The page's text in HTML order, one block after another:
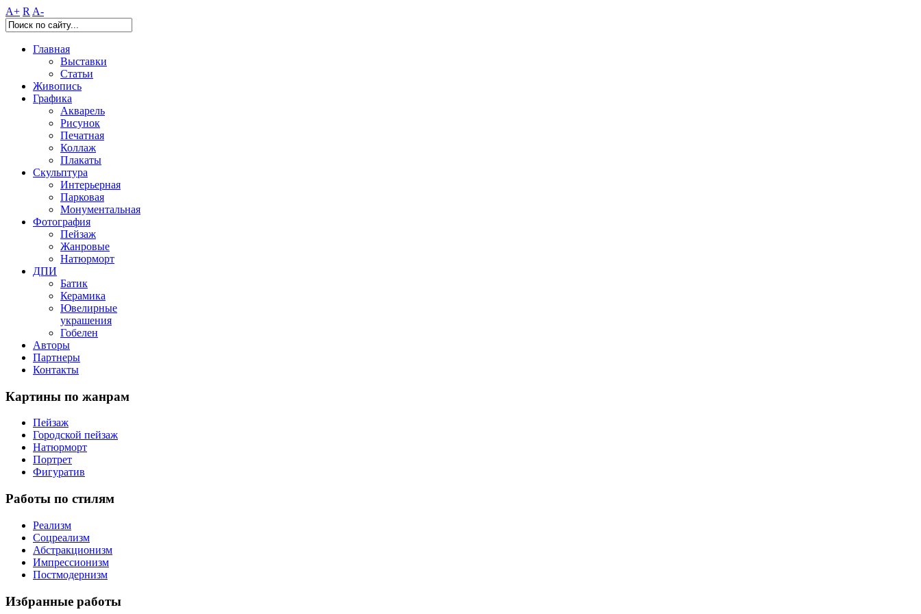
A+ R A-
Главная
Выставки
Статьи
Живопись
Графика
Акварель
Рисунок
Печатная
Коллаж
Плакаты
Скульптура
Интерьерная
Парковая
Монументальная
Фотография
Пейзаж
Жанровые
Натюрморт
ДПИ
Батик
Керамика
Ювелирные
украшения
Гобелен
Авторы
Партнеры
Контакты
Картины по жанрам
Пейзаж
Городской пейзаж
Натюрморт
Портрет
Фигуратив
Работы по стилям
Реализм
Соцреализм
Абстракционизм
Импрессионизм
Постмодернизм
Избранные работы